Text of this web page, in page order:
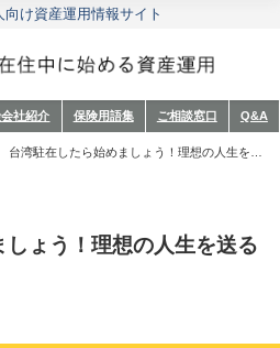
向け資産運用情報サイト
社紹介 保険用語集 ご相談窓口 Q&A
台湾駐在したら始めましょう！理想の人生を送
ょう！理想の人生を送る